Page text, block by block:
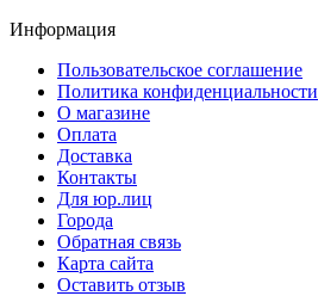
Информация
Пользовательское соглашение
Политика конфиденциальности
О магазине
Оплата
Доставка
Контакты
Для юр.лиц
Города
Обратная связь
Карта сайта
Оставить отзыв